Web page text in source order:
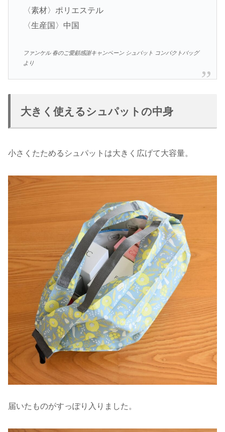
〈素材〉ポリエステル
〈生産国〉中国
ファンケル 春のご愛顧感謝キャンペーン シュパット コンパクトバッグ
より
大きく使えるシュパットの中身
小さくたためるシュパットは大きく広げて大容量。
届いたものがすっぽり入りました。